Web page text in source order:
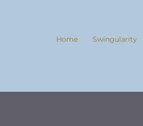
Home Swingularity